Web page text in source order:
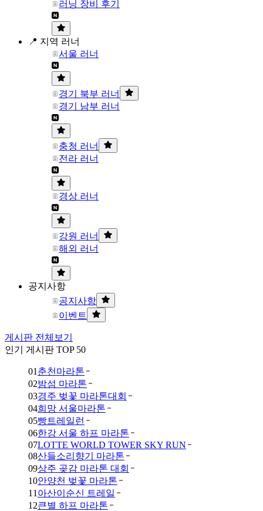
러닝 장비 후기
📍 지역 러너
서울 러너
경기 북부 러너
경기 남부 러너
충청 러너
전라 러너
경상 러너
강원 러너
해외 러너
공지사항
공지사항
이벤트
게시판 전체보기
인기 게시판 TOP 50
01 춘천마라톤
02밤섬 마라톤
03경주 벚꽃 마라톤대회
04희망 서울마라톤
05빵트레일런
06한강 서울 하프 마라톤
07LOTTE WORLD TOWER SKY RUN
08산들소리향기 마라톤
09상주 곶감 마라톤 대회
10안양천 벚꽃 마라톤
11 아산이순신 트레일
12큰별 하프 마라톤